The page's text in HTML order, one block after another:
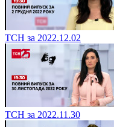
ТСН за 2022.12.02
ТСН за 2022.11.30